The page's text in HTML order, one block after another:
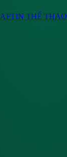
AFTIN THỂ THAO